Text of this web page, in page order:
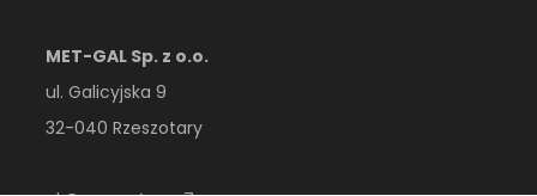
MET-GAL Sp. z o.o.
ul. Galicyjska 9
32-040 Rzeszotary